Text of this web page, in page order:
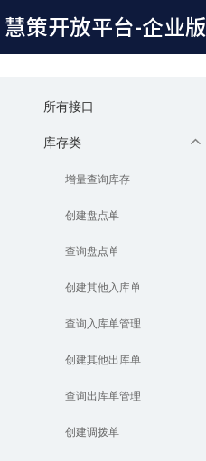
慧策开放平台-企业版
所有接口
库存类
增量查询库存
创建盘点单
查询盘点单
创建其他入库单
查询入库单管理
创建其他出库单
查询出库单管理
创建调拨单